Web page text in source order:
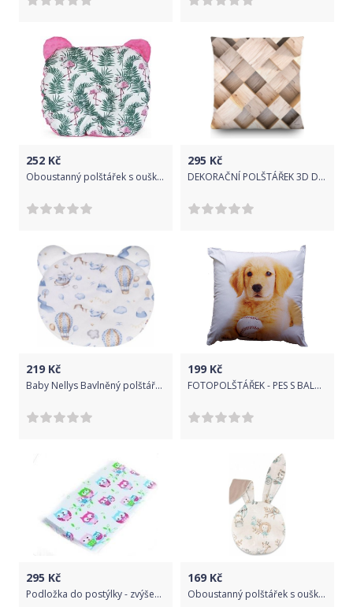
252 Kč
Oboustanný polštářek s oušky, 30x35cm - Kapradí , minky růžová
295 Kč
DEKORAČNÍ POLŠTÁŘEK 3D DŘEVO
219 Kč
Baby Nellys Bavlněný polštářek Teddy, Balón a letadlo
199 Kč
FOTOPOLŠTÁŘEK - PES S BALONKEM
295 Kč
Podložka do postýlky - zvýšená poloha - KLÍN sovičky bílé
169 Kč
Oboustanný polštářek s oušky, bavlna/velvet, ZOO na cestách - cappuccino/mátová